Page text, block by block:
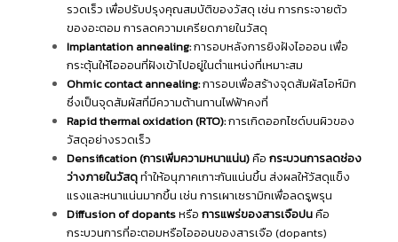
รวดเร็ว เพื่อปรับปรุงคุณสมบัติของวัสดุ เช่น การกระจายตัว
ของอะตอม การลดความเครียดภายในวัสดุ
Implantation annealing:การอบหลังการยิงฝังไอออน เพื่อ
กระตุ้นให้ไอออนที่ฝังเข้าไปอยู่ในตำแหน่งที่เหมาะสม
Ohmic contact annealing:การอบเพื่อสร้างจุดสัมผัสโอห์มิก
ซึ่งเป็นจุดสัมผัสที่มีความต้านทานไฟฟ้าคงที่
Rapid thermal oxidation (RTO):การเกิดออกไซด์บนผิวของ
วัสดุอย่างรวดเร็ว
Densification (การเพิ่มความหนาแน่น)คือ กระบวนการลดช่อง
ว่างภายในวัสดุทำให้อนุภาคเกาะกันแน่นขึ้น ส่งผลให้วัสดุแข็ง
แรงและหนาแน่นมากขึ้น เช่น การเผาเซรามิกเพื่อลดรูพรุน
Diffusion of dopantsหรือ การแพร่ของสารเจือปนคือ
กระบวนการที่อะตอมหรือไอออนของสารเจือ (dopants)